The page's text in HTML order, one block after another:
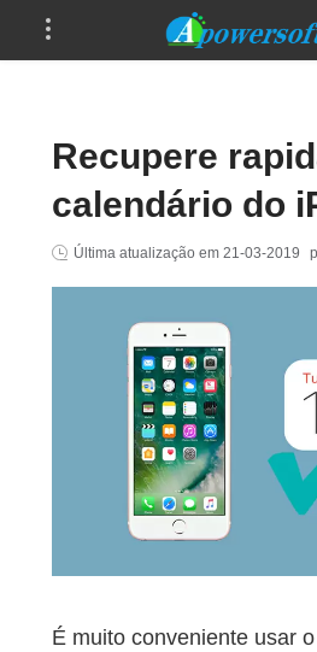
Recupere
calendário do
Última atualização em 21-03-2019
É muito conveniente usar